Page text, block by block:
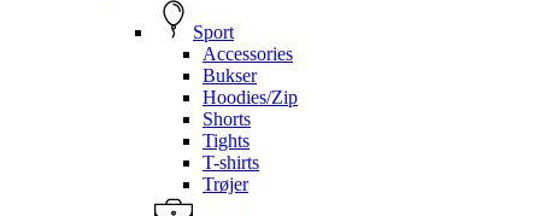
Sport
Accessories
Bukser
Hoodies/Zip
Shorts
Tights
T-shirts
Trøjer